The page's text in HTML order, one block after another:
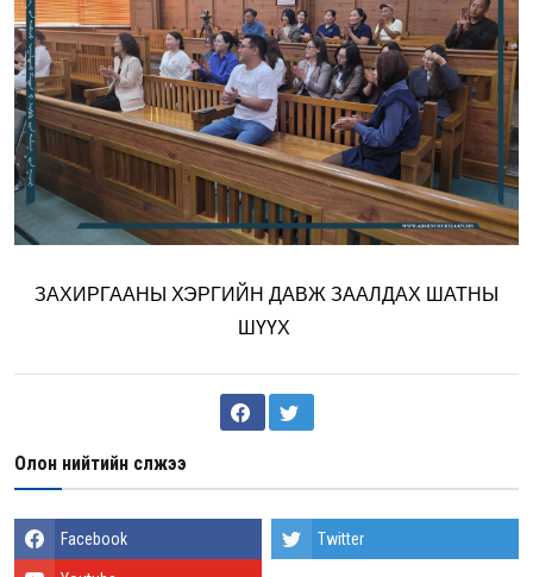
ЗАХИРГААНЫ ХЭРГИЙН ДАВЖ ЗААЛДАХ ШАТНЫ
ШҮҮХ
Олон нийтийн сүлжээ
Facebook Twitter